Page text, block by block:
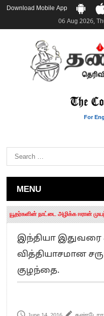
Download Mobile App
06 Aug 2026,
For
MENU
தமிழக சட்டப்பேரவையில்
யூதர்களின் நாட்டை அழிக்க ஈரான்
“மக்களால் நிராகரிக்கப்பட்டவர்
எங்களை நீக்குவதற்கு இபிஎஸ்க்கு
எஸ்.பி.வேலுமணி, சி.வி.சண்முகம்
”நீட் தேர்வை முழுமையாக ரத்து
“மாணவர்கள் நடத்திய மொழிப்போரில்
தலைவர் அன்புமணி ராமதாஸ்
சிதம்பரம்
இந்தியா இதுவரை
வித்தியாசமான
குழந்தை.